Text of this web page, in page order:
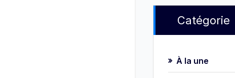
Catégorie
À la une